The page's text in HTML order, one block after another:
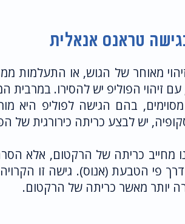
טראנס אנאלית
זיהוי מאוחר של הגוש, או התעלמות
זיהוי הפוליפ יש להסירו. במרבית
בהם הגישה לפוליפ היא
יש לבצע כריתה כירורגית של
מחייב כריתה של הרקטום, אלא
יותר מאשר כריתה של הרקטום.